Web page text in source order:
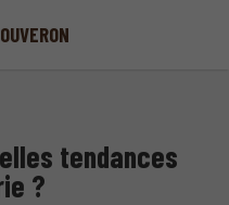
tendances
?